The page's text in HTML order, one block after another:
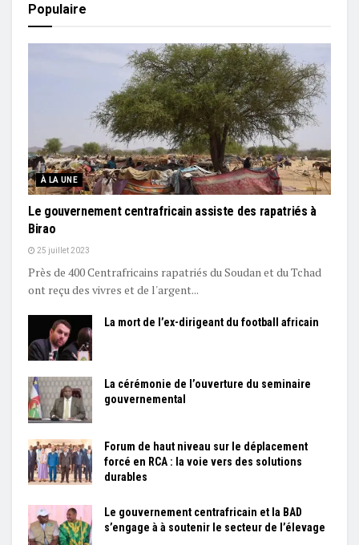
Populaire
À LA UNE
Le gouvernement centrafricain assiste des rapatriés à
Birao
25 juillet 2023
Près de 400 Centrafricains rapatriés du Soudan et du Tchad
ont reçu des vivres et de l'argent...
La mort de l’ex-dirigeant du football africain
La cérémonie de l’ouverture du seminaire
gouvernemental
Forum de haut niveau sur le déplacement
forcé en RCA : la voie vers des solutions
durables
Le gouvernement centrafricain et la BAD
s’engage à à soutenir le secteur de l’élevage